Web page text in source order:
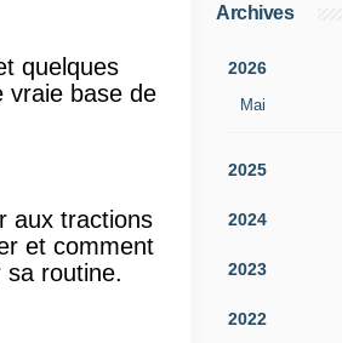
quelques
vraie base de
aux tractions
et comment
routine.
Archives
2026
Mai
2025
2024
2023
2022